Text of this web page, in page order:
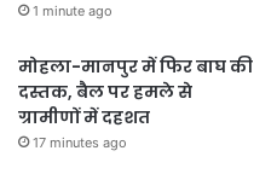
1 minute ago
मोहला-मानपुर में फिर बाघ की
दस्तक, बैल पर हमले से
ग्रामीणों में दहशत
17 minutes ago